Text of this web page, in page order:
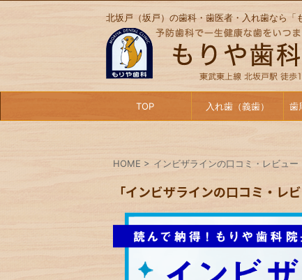
北坂戸（坂戸）の歯科・歯医者・入れ歯なら「
TOP 入れ歯（義歯） 歯
HOME > インビザラインの口コミ・レビュー
「インビザラインの口コミ・レ